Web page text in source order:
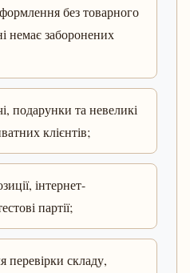
без товарного
немає заборонених
подарунки та невеликі
клієнтів;
інтернет-
партії;
перевірки складу,